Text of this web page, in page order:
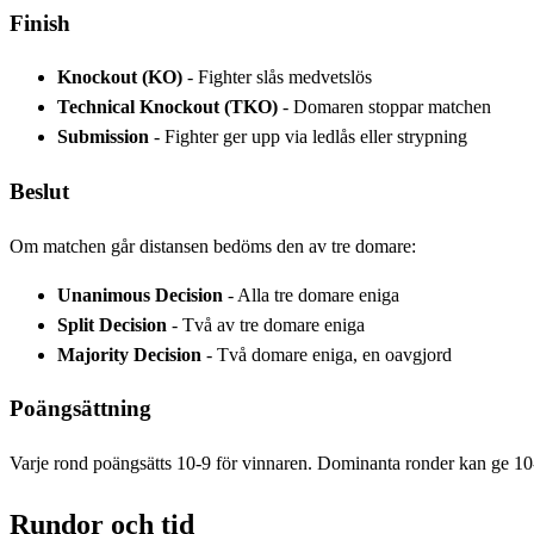
Finish
Knockout (KO) - Fighter slås medvetslös
Technical Knockout (TKO) - Domaren stoppar matchen
Submission - Fighter ger upp via ledlås eller strypning
Beslut
Om matchen går distansen bedöms den av tre domare:
Unanimous Decision - Alla tre domare eniga
Split Decision - Två av tre domare eniga
Majority Decision - Två domare eniga, en oavgjord
Poängsättning
Varje rond poängsätts 10-9 för vinnaren. Dominanta ronder kan ge
Rundor och tid